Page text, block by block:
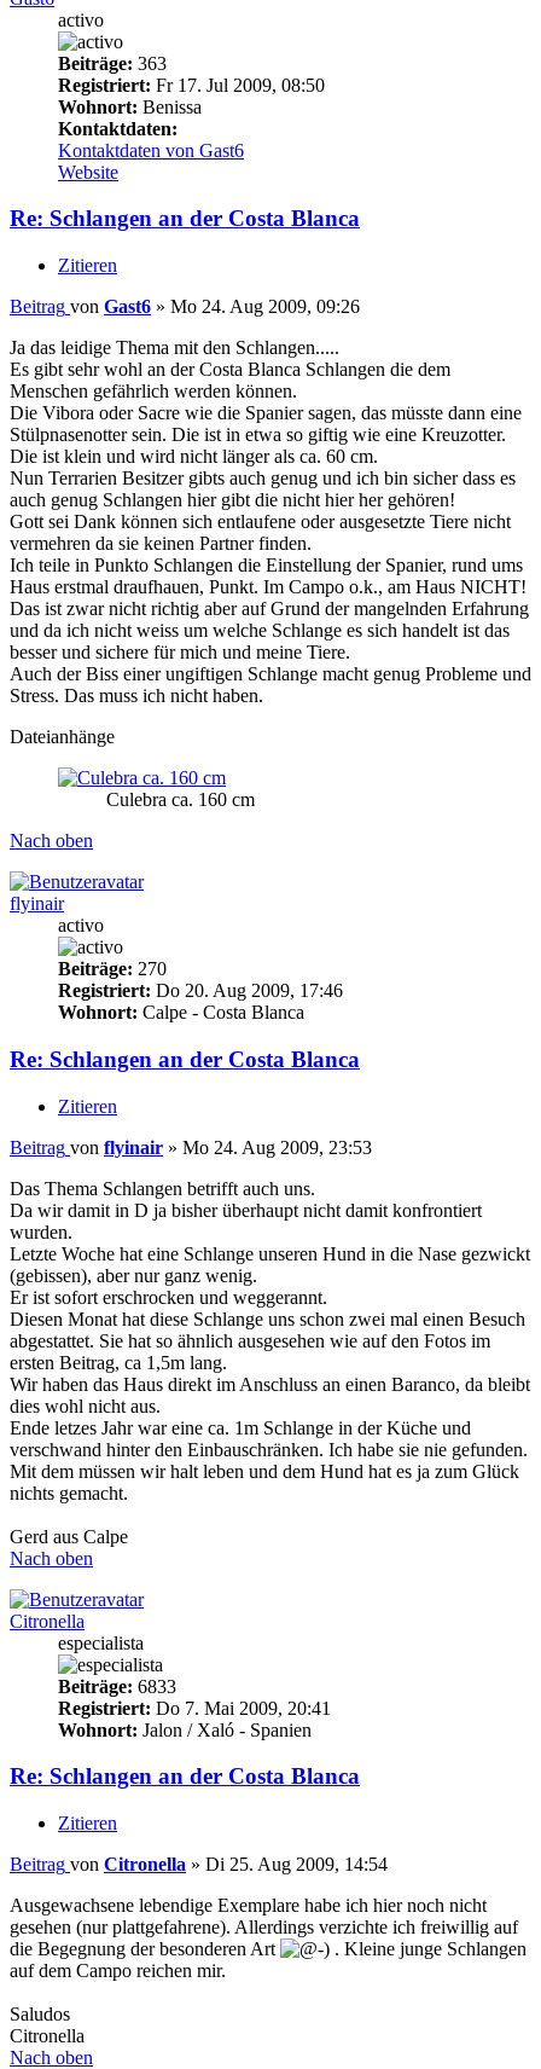
activo
Beiträge: 363
Registriert: Fr 17. Jul 2009, 08:50
Wohnort: Benissa
Kontaktdaten:
Kontaktdaten von Gast6
Website
Re: Schlangen an der Costa Blanca
Zitieren
Beitrag von Gast6 » Mo 24. Aug 2009, 09:26
Ja das leidige Thema mit den Schlangen.....
Es gibt sehr wohl an der Costa Blanca Schlangen die dem
Menschen gefährlich werden können.
Die Vibora oder Sacre wie die Spanier sagen, das müsste dann eine
Stülpnasenotter sein. Die ist in etwa so giftig wie eine Kreuzotter.
Die ist klein und wird nicht länger als ca. 60 cm.
Nun Terrarien Besitzer gibts auch genug und ich bin sicher dass es
auch genug Schlangen hier gibt die nicht hier her gehören!
Gott sei Dank können sich entlaufene oder ausgesetzte Tiere nicht
vermehren da sie keinen Partner finden.
Ich teile in Punkto Schlangen die Einstellung der Spanier, rund ums
Haus erstmal draufhauen, Punkt. Im Campo o.k., am Haus NICHT!
Das ist zwar nicht richtig aber auf Grund der mangelnden Erfahrung
und da ich nicht weiss um welche Schlange es sich handelt ist das
besser und sichere für mich und meine Tiere.
Auch der Biss einer ungiftigen Schlange macht genug Probleme und
Stress. Das muss ich nicht haben.
Dateianhänge
Culebra ca. 160 cm
Nach oben
flyinair
activo
Beiträge: 270
Registriert: Do 20. Aug 2009, 17:46
Wohnort: Calpe - Costa Blanca
Re: Schlangen an der Costa Blanca
Zitieren
Beitrag von flyinair » Mo 24. Aug 2009, 23:53
Das Thema Schlangen betrifft auch uns.
Da wir damit in D ja bisher überhaupt nicht damit konfrontiert
wurden.
Letzte Woche hat eine Schlange unseren Hund in die Nase gezwickt
(gebissen), aber nur ganz wenig.
Er ist sofort erschrocken und weggerannt.
Diesen Monat hat diese Schlange uns schon zwei mal einen Besuch
abgestattet. Sie hat so ähnlich ausgesehen wie auf den Fotos im
ersten Beitrag, ca 1,5m lang.
Wir haben das Haus direkt im Anschluss an einen Baranco, da bleibt
dies wohl nicht aus.
Ende letzes Jahr war eine ca. 1m Schlange in der Küche und
verschwand hinter den Einbauschränken. Ich habe sie nie gefunden.
Mit dem müssen wir halt leben und dem Hund hat es ja zum Glück
nichts gemacht.
Gerd aus Calpe
Nach oben
Citronella
especialista
Beiträge: 6833
Registriert: Do 7. Mai 2009, 20:41
Wohnort: Jalon / Xaló - Spanien
Re: Schlangen an der Costa Blanca
Zitieren
Beitrag von Citronella » Di 25. Aug 2009, 14:54
Ausgewachsene lebendige Exemplare habe ich hier noch nicht
gesehen (nur plattgefahrene). Allerdings verzichte ich freiwillig auf
die Begegnung der besonderen Art
. Kleine junge Schlangen
auf dem Campo reichen mir.
Saludos
Citronella
Nach oben